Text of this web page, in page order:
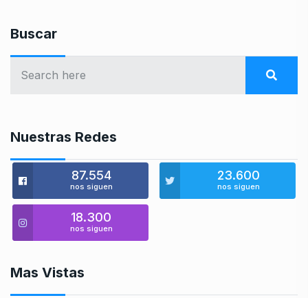
Buscar
Nuestras Redes
87.554
nos siguen
23.600
nos siguen
18.300
nos siguen
Mas Vistas